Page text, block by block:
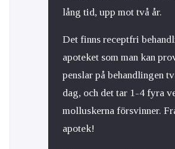
lång tid, upp mot två år.
Det finns receptfri
apoteket som man kan
penslar på behandlingen
dag, och det tar 1-4 fyra
molluskerna försvinner.
apotek!